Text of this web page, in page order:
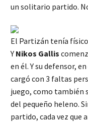
un solitario partido.
El Partizán tenía
Y Nikos Gallis
en él. Y su defensor,
cargó con 3 faltas
juego, como también
del pequeño heleno.
partido, cada vez que